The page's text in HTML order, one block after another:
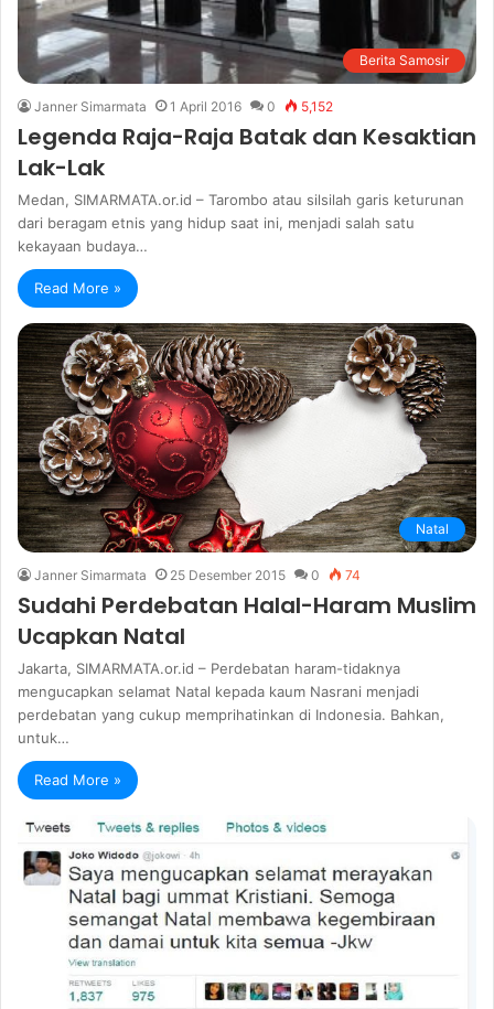
Berita Samosir
Janner Simarmata 1 April 2016 0 5,152
Legenda Raja-Raja Batak dan Kesaktian
Lak-Lak
Medan, SIMARMATA.or.id – Tarombo atau silsilah garis keturunan
dari beragam etnis yang hidup saat ini, menjadi salah satu
kekayaan budaya…
Read More »
Natal
Janner Simarmata 25 Desember 2015 0 74
Sudahi Perdebatan Halal-Haram Muslim
Ucapkan Natal
Jakarta, SIMARMATA.or.id – Perdebatan haram-tidaknya
mengucapkan selamat Natal kepada kaum Nasrani menjadi
perdebatan yang cukup memprihatinkan di Indonesia. Bahkan,
untuk…
Read More »